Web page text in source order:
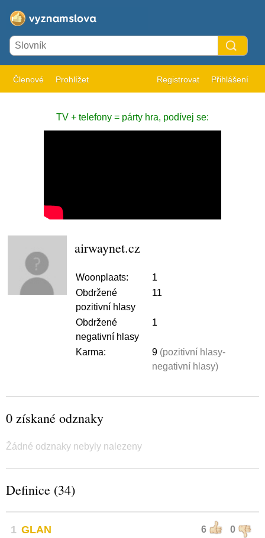
Členové Prohlížet Registrovat Přihlášení
TV + telefony = párty hra, podívej se:
airwaynet.cz
Woonplaats:
1
Obdržené
pozitivní hlasy
11
Obdržené
negativní hlasy
1
Karma: 9 (pozitivní hlasy-
negativní hlasy)
0 získané odznaky
Žádné odznaky nebyly nalezeny
Definice (34)
1 6 0
GLAN